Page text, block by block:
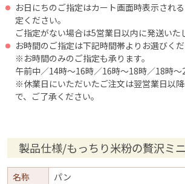
お日にちのご指定はカート画面時表示され
定ください。
ご指定がない場合は5営業日以内に発送いた
お時間のご指定は下記時間帯よりお選びくだ
※お時間のみのご指定も承ります。
午前中／14時～16時／16時～18時／18時
※休業日にいただいたご注文は翌営業日以
で、ご了承ください。
製品仕様/もっちり米粉の贅沢ミ
名称
パン